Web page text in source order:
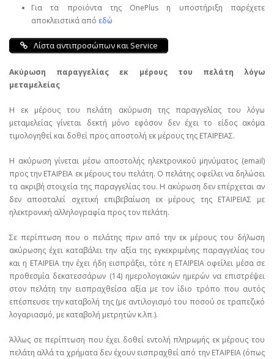
Για τα προϊόντα της OnePlus η υποστήριξη παρέχετε
αποκλειστικά από εδώ
Λίστα αντιπροσώπων και Service
Ακύρωση παραγγελίας εκ μέρους του πελάτη λόγω
μεταμελείας
Η εκ μέρους του πελάτη ακύρωση της παραγγελίας του λόγω
μεταμελείας γίνεται δεκτή μόνο εφόσον δεν έχει το είδος ακόμα
τιμολογηθεί και δοθεί προς αποστολή εκ μέρους της ΕΤΑΙΡΕΙΑΣ.
Η ακύρωση γίνεται μέσω αποστολής ηλεκτρονικού μηνύματος (email)
προς την ΕΤΑΙΡΕΙΑ εκ μέρους του πελάτη. Ο πελάτης οφείλει να δηλώσει
τα ακριβή στοιχεία της παραγγελίας του. Η ακύρωση δεν επέρχεται αν
δεν αποσταλεί σχετική επιβεβαίωση εκ μέρους της ΕΤΑΙΡΕΙΑΣ με
ηλεκτρονική αλληλογραφία προς τον πελάτη.
Σε περίπτωση που ο πελάτης πριν από την εκ μέρους του δήλωση
ακύρωσης έχει καταβάλει την αξία της εγκεκριμένης παραγγελίας του
και η ΕΤΑΙΡΕΙΑ την έχει ήδη εισπράξει, τότε η ΕΤΑΙΡΕΙΑ οφείλει μέσα σε
προθεσμία δεκατεσσάρων (14) ημερολογιακών ημερών να επιστρέψει
στον πελάτη την εισπραχθείσα αξία με τον ίδιο τρόπο που αυτός
επέσπευσε την καταβολή της (με αντιλογισμό του ποσού σε τραπεζικό
λογαριασμό, με καταβολή μετρητών κ.λπ.).
Άλλως σε περίπτωση που έχει δοθεί εντολή πληρωμής εκ μέρους του
πελάτη αλλά τα χρήματα δεν έχουν εισπραχθεί από την ΕΤΑΙΡΕΙΑ (όπως